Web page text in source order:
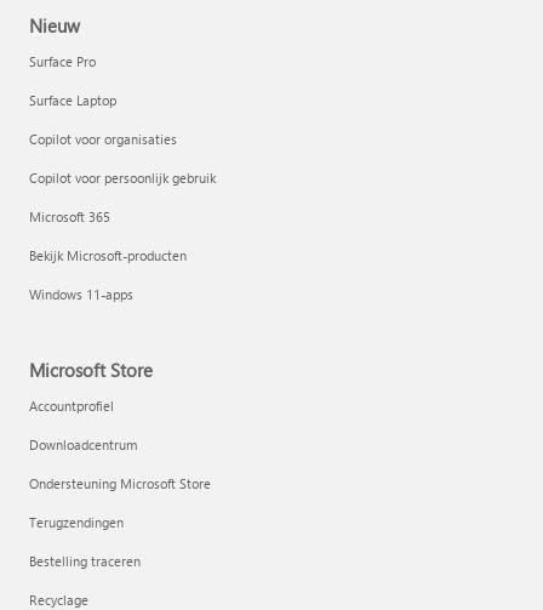
Nieuw
Surface Pro
Surface Laptop
Copilot voor organisaties
Copilot voor persoonlijk gebruik
Microsoft 365
Bekijk Microsoft-producten
Windows 11-apps
Microsoft Store
Accountprofiel
Downloadcentrum
Ondersteuning Microsoft Store
Terugzendingen
Bestelling traceren
Recyclage